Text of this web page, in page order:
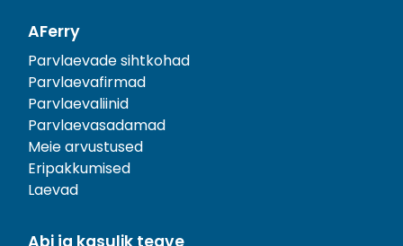
AFerry
Parvlaevade sihtkohad
Parvlaevafirmad
Parvlaevaliinid
Parvlaevasadamad
Meie arvustused
Eripakkumised
Laevad
Abi ja kasulik teave